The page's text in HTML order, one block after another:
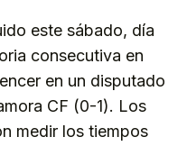
este sábado, día
consecutiva en
en un disputado
CF (0-1). Los
medir los tiempos